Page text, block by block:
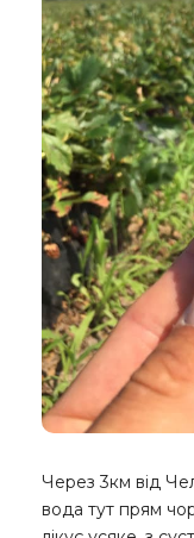
Через 3км від
вода тут прям